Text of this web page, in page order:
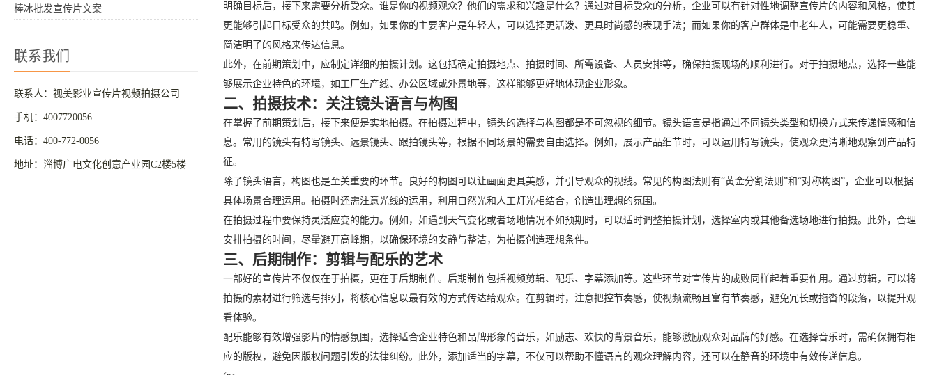
棒冰批发宣传片文案
联系我们
联系人：视美影业宣传片视频拍摄公司
手机：4007720056
电话：400-772-0056
地址：淄博广电文化创意产业园C2楼5楼
明确目标后，接下来需要分析受众。谁是你的视频观众？他们的需求和兴趣是什么？通过对目标受众的分析，企业可以有针对性地调整宣传片的内容和风格，使其
更能够引起目标受众的共鸣。例如，如果你的主要客户是年轻人，可以选择更活泼、更具时尚感的表现手法；而如果你的客户群体是中老年人，可能需要更稳重、
简洁明了的风格来传达信息。
此外，在前期策划中，应制定详细的拍摄计划。这包括确定拍摄地点、拍摄时间、所需设备、人员安排等，确保拍摄现场的顺利进行。对于拍摄地点，选择一些能
够展示企业特色的环境，如工厂生产线、办公区域或外景地等，这样能够更好地体现企业形象。
二、拍摄技术：关注镜头语言与构图
在掌握了前期策划后，接下来便是实地拍摄。在拍摄过程中，镜头的选择与构图都是不可忽视的细节。镜头语言是指通过不同镜头类型和切换方式来传递情感和信
息。常用的镜头有特写镜头、远景镜头、跟拍镜头等，根据不同场景的需要自由选择。例如，展示产品细节时，可以运用特写镜头，使观众更清晰地观察到产品特
征。
除了镜头语言，构图也是至关重要的环节。良好的构图可以让画面更具美感，并引导观众的视线。常见的构图法则有“黄金分割法则”和“对称构图”，企业可以根据
具体场景合理运用。拍摄时还需注意光线的运用，利用自然光和人工灯光相结合，创造出理想的氛围。
在拍摄过程中要保持灵活应变的能力。例如，如遇到天气变化或者场地情况不如预期时，可以适时调整拍摄计划，选择室内或其他备选场地进行拍摄。此外，合理
安排拍摄的时间，尽量避开高峰期，以确保环境的安静与整洁，为拍摄创造理想条件。
三、后期制作：剪辑与配乐的艺术
一部好的宣传片不仅仅在于拍摄，更在于后期制作。后期制作包括视频剪辑、配乐、字幕添加等。这些环节对宣传片的成败同样起着重要作用。通过剪辑，可以将
拍摄的素材进行筛选与排列，将核心信息以最有效的方式传达给观众。在剪辑时，注意把控节奏感，使视频流畅且富有节奏感，避免冗长或拖沓的段落，以提升观
看体验。
配乐能够有效增强影片的情感氛围，选择适合企业特色和品牌形象的音乐，如励志、欢快的背景音乐，能够激励观众对品牌的好感。在选择音乐时，需确保拥有相
应的版权，避免因版权问题引发的法律纠纷。此外，添加适当的字幕，不仅可以帮助不懂语言的观众理解内容，还可以在静音的环境中有效传递信息。